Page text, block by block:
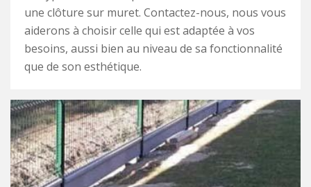
une clôture sur muret. Contactez-nous, nous vous
aiderons à choisir celle qui est adaptée à vos
besoins, aussi bien au niveau de sa fonctionnalité
que de son esthétique.